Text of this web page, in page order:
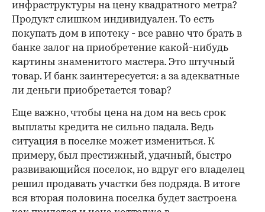
инфраструктуры на цену квадратного метра?
Продукт слишком индивидуален. То есть
покупать дом в ипотеку - все равно что брать в
банке залог на приобретение какой-нибудь
картины знаменитого мастера. Это штучный
товар. И банк заинтересуется: а за адекватные
ли деньги приобретается товар?
Еще важно, чтобы цена на дом на весь срок
выплаты кредита не сильно падала. Ведь
ситуация в поселке может измениться. К
примеру, был престижный, удачный, быстро
развивающийся поселок, но вдруг его владелец
решил продавать участки без подряда. В итоге
вся вторая половина поселка будет застроена